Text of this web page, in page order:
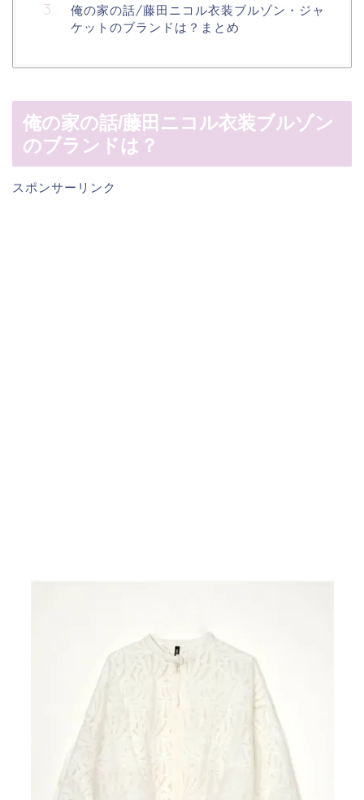
俺の家の話/藤田ニコル衣装ブルゾン・ジャ
ケットのブランドは？まとめ
俺の家の話/藤田ニコル衣装ブルゾン
のブランドは？
スポンサーリンク